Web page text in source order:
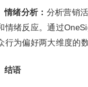
情绪分析： 分析营销
情绪反应。通过
行为偏好两大维度的
结语